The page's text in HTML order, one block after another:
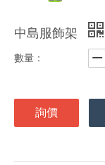
中島服飾架
數量：
詢價